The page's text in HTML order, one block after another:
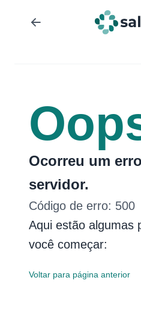
Ocorreu um
servidor.
Código de erro: 500
Aqui estão algumas
você começar:
Voltar para página anterior